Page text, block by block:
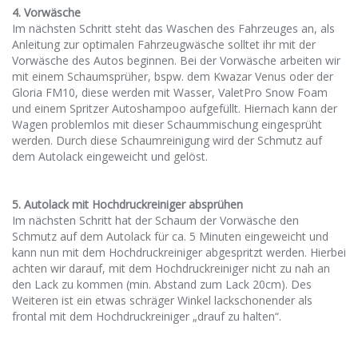
4. Vorwäsche
Im nächsten Schritt steht das Waschen des Fahrzeuges an, als
Anleitung zur optimalen Fahrzeugwäsche solltet ihr mit der
Vorwäsche des Autos beginnen. Bei der Vorwäsche arbeiten wir
mit einem Schaumsprüher, bspw. dem Kwazar Venus oder der
Gloria FM10, diese werden mit Wasser, ValetPro Snow Foam
und einem Spritzer Autoshampoo aufgefüllt. Hiernach kann der
Wagen problemlos mit dieser Schaummischung eingesprüht
werden. Durch diese Schaumreinigung wird der Schmutz auf
dem Autolack eingeweicht und gelöst.
5. Autolack mit Hochdruckreiniger absprühen
Im nächsten Schritt hat der Schaum der Vorwäsche den
Schmutz auf dem Autolack für ca. 5 Minuten eingeweicht und
kann nun mit dem Hochdruckreiniger abgespritzt werden. Hierbei
achten wir darauf, mit dem Hochdruckreiniger nicht zu nah an
den Lack zu kommen (min. Abstand zum Lack 20cm). Des
Weiteren ist ein etwas schräger Winkel lackschonender als
frontal mit dem Hochdruckreiniger „drauf zu halten“.